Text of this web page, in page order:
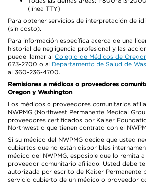
(línea TTY)
Para obtener servicios de interpretación de
(sin costo).
Para información específica acerca de una
historial de negligencia profesional y las
puede llamar al Colegio de Médicos de
673-2700 o al Departamento de Salud de
al 360-236-4700.
Remisiones a médicos o proveedores
Oregon y Washington
Los médicos o proveedores comunitarios
NWPMG (Northwest Permanente Medical
proveedores certificados por Kaiser
Northwest o que tienen contrato con el
Si su médico del NWPMG decide que usted
cubiertos que no están disponibles
médico del NWPMG, esposible que lo remita
proveedor comunitario afiliado. Usted debe
autorizada por escrito de Kaiser Permanente
servicio cubierto de un médico o proveedor